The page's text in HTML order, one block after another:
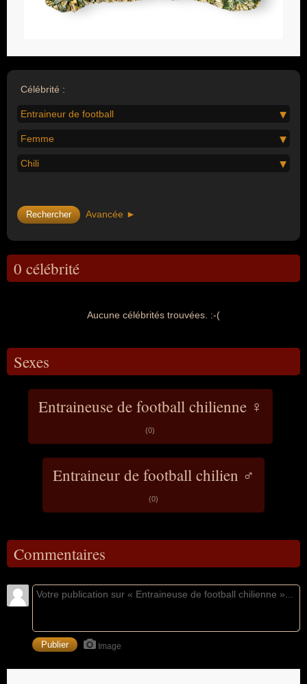
Célébrité :
Entraineur de football
Femme
Chili
Avancée ►
0 célébrité
Aucune célébrités trouvées. :-(
Sexes
Entraineuse de football chilienne ♀
(0)
Entraineur de football chilien ♂
(0)
Commentaires
Image